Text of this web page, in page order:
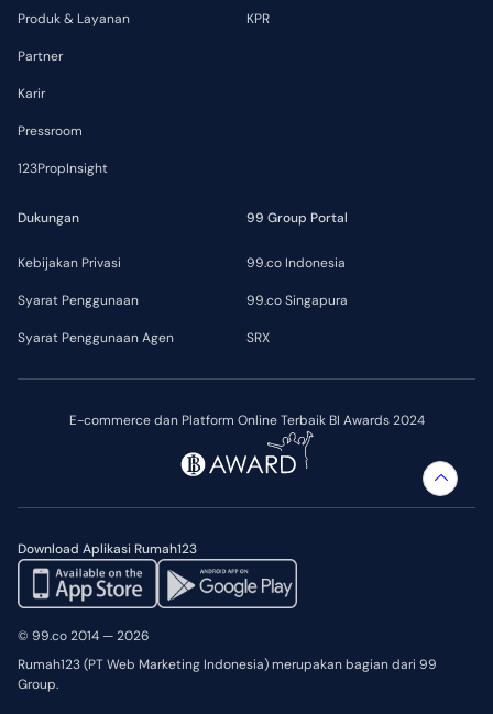
E-commerce dan Platform Online Terbaik BI Awards 2024
Download Aplikasi Rumah123
Produk & Layanan
Partner
Karir
Pressroom
123PropInsight
KPR
Dukungan
Kebijakan Privasi
Syarat Penggunaan
Syarat Penggunaan Agen
99 Group Portal
99.co Indonesia
99.co Singapura
SRX
© 99.co 2014 — 2026
Rumah123 (PT Web Marketing Indonesia) merupakan bagian dari 99
Group.